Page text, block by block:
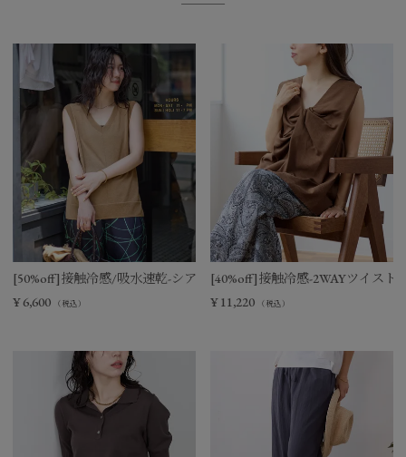
[50%off]接触冷感/吸水速乾-シアーVネックニットベスト
¥ 6,600 （税込）
[40%off]接触冷感-2WAYツイスト
¥ 11,220 （税込）